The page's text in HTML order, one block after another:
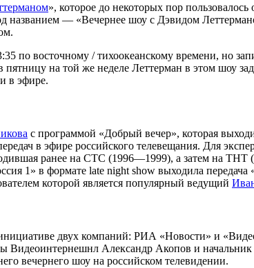
», которое до некоторых пор
названием — «Вечернее шоу с Дэвидом
восточному / тихоокеанскому времени, но
на той же неделе Леттерман в этом шоу
в эфире.
с программой «Добрый вечер», которая
в эфире российского телевещания. Для
ранее на СТС (1996—1999), а затем на
1» в формате late night show выходила
которой является популярный ведущий
двух компаний: РИА «Новости» и
Видеоинтернешнл Александр Акопов и
вечернего шоу на российском телевидении.